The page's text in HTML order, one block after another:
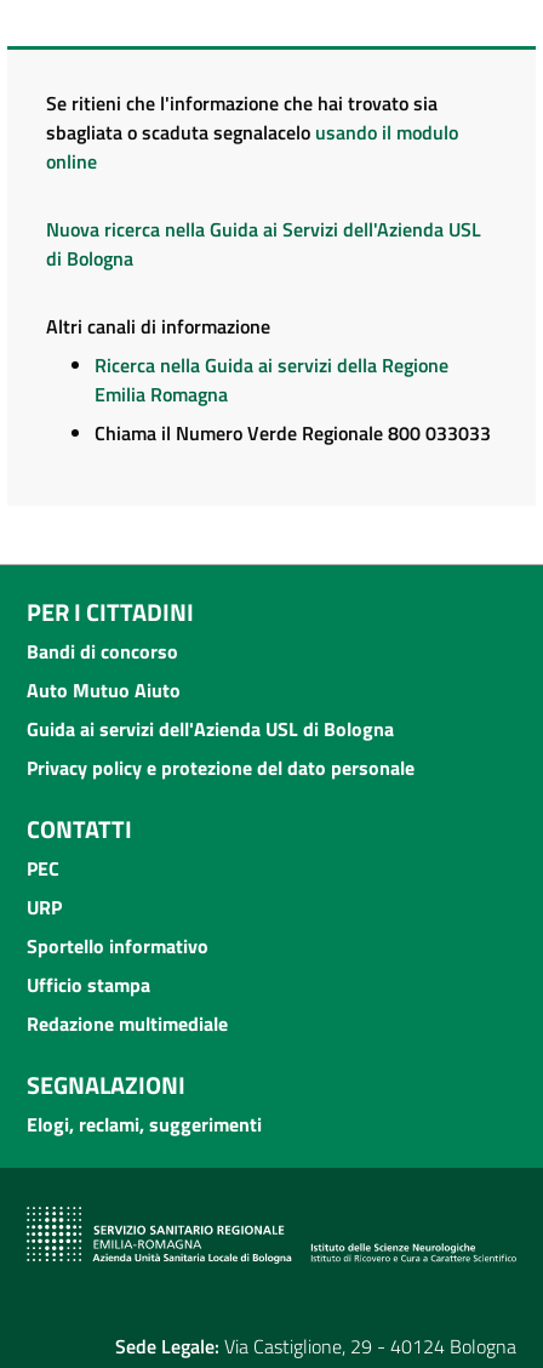
Se ritieni che l'informazione che hai trovato sia
sbagliata o scaduta segnalacelo usando il modulo
online
Nuova ricerca nella Guida ai Servizi dell'Azienda USL
di Bologna
Altri canali di informazione
Ricerca nella Guida ai servizi della Regione
Emilia Romagna
Chiama il Numero Verde Regionale 800 033033
PER I CITTADINI
Bandi di concorso
Auto Mutuo Aiuto
Guida ai servizi dell'Azienda USL di Bologna
Privacy policy e protezione del dato personale
CONTATTI
PEC
URP
Sportello informativo
Ufficio stampa
Redazione multimediale
SEGNALAZIONI
Elogi, reclami, suggerimenti
Sede Legale: Via Castiglione, 29 - 40124 Bologna